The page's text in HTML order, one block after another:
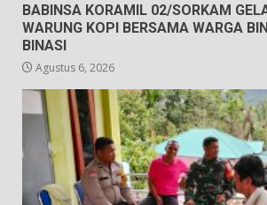
BABINSA KORAMIL 02/SORKAM
WARUNG KOPI BERSAMA WARGA
BINASI
Agustus 6, 2026